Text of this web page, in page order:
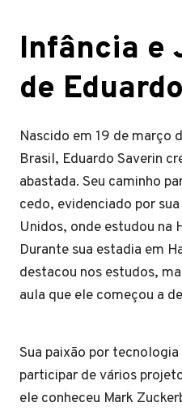
Infância e
de
Nascido em 19 de março
Brasil, Eduardo Saverin
abastada. Seu caminho
cedo, evidenciado por
Unidos, onde estudou na
Durante sua estadia em
destacou nos estudos,
aula que ele começou a
Sua paixão por
participar de vários
ele conheceu Mark